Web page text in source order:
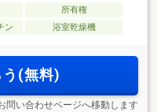
所有権
ン 浴室乾燥機
う(無料)
問い合わせページへ移動します